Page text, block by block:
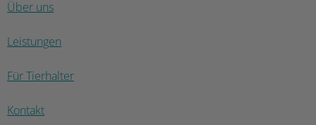
Über uns
Leistungen
Für Tierhalter
Kontakt